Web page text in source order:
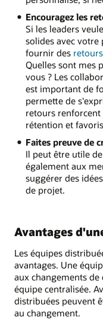
Encouragez les
Si les leaders
solides avec votre
fournir des retours
Quelles sont mes
vous ? Les
est important de
permette de
retours
rétention et
Faites preuve de
Il peut être utile
également aux
suggérer des
de projet.
Avantages
Les équipes
avantages. Une
aux changements
équipe centralisée.
distribuées peuvent
au changement.